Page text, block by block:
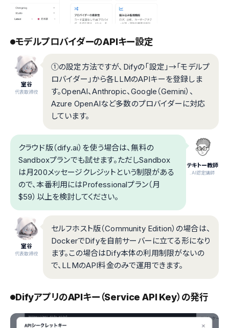
モデルプロバイダーのAPIキー設定
室谷
代表取締役
①の設定方法ですが、Difyの「設定」→「モデルプ
ロバイダー」から各LLMのAPIキーを登録しま
す。OpenAI、Anthropic、Google（Gemini）、
Azure OpenAIなど多数のプロバイダーに対応
しています。
テキトー教師
.AI認定講師
クラウド版（dify.ai）を使う場合は、無料の
Sandboxプランでも試せます。ただしSandbox
は月200メッセージクレジットという制限がある
ので、本番利用にはProfessionalプラン（月
$59）以上を検討してください。
室谷
代表取締役
セルフホスト版（Community Edition）の場合は、
DockerでDifyを自前サーバーに立てる形になり
ます。この場合はDify本体の利用制限がないの
で、LLMのAPI料金のみで運用できます。
DifyアプリのAPIキー（Service API Key）の発行